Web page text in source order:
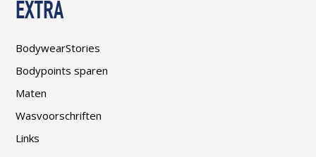
EXTRA
BodywearStories
Bodypoints sparen
Maten
Wasvoorschriften
Links